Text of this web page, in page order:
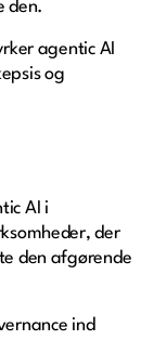
den.
agentic AI
og
AI i
der
den afgørende
ind